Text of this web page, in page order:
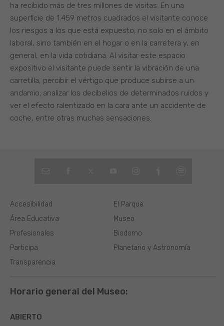
ha recibido más de tres millones de visitas. En una
superficie de 1.459 metros cuadrados el visitante conoce
los riesgos a los que está expuesto, no solo en el ámbito
laboral, sino también en el hogar o en la carretera y, en
general, en la vida cotidiana. Al visitar este espacio
expositivo el visitante puede sentir la vibración de una
carretilla, percibir el vértigo que produce subirse a un
andamio; analizar los decibelios de determinados ruidos y
ver el efecto ralentizado en la cara ante un accidente de
coche, entre otras muchas sensaciones.
El Parque
Museo
Biodomo
Planetario y Astronomía
Área Educativa
Profesionales
Participa
Transparencia
Accesibilidad
Horario general del Museo:
ABIERTO